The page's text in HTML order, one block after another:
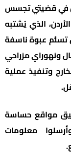
في قضيتي تجسس
الذي يُشتبه
عبوة ناسفة
ونهوراي مزراحي
وتنفيذ عملية
مواقع حساسة
معلومات